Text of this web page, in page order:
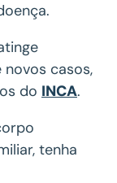
casos,
do INCA.
tenha